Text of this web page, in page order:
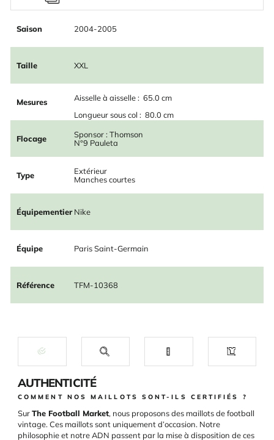
Saison 2004-2005
Taille XXL
Mesures
Aisselle à aisselle : 65.0 cm
Longueur sous col : 80.0 cm
Flocage
Sponsor : Thomson
N°9 Pauleta
Type
Extérieur
Manches courtes
Équipementier Nike
Équipe Paris Saint-Germain
Référence TFM-10368
AUTHENTICITÉ
COMMENT NOS MAILLOTS SONT-ILS CERTIFIÉS ?
SurThe Football Market, nous proposons des maillots de football
vintage. Ces maillots sont uniquement d’occasion. Notre
philosophie et notre ADN passent par la mise à disposition de ces